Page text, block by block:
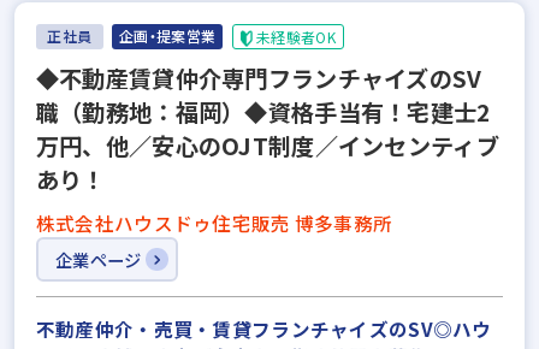
正社員 企画・提案営業 未経験者OK
◆不動産賃貸仲介専門フランチャイズのSV
職（勤務地：福岡）◆資格手当有！宅建士2
万円、他／安心のOJT制度／インセンティブ
あり！
株式会社ハウスドゥ住宅販売 博多事務所
企業ページ
不動産仲介・売買・賃貸フランチャイズのSV◎ハウ